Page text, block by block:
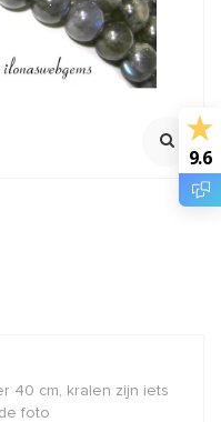
Rijggat 0.9mm
€8,95 Incl. btw
€7,40 Excl. btw
40 cm, kralen zijn iets
foto
9.6